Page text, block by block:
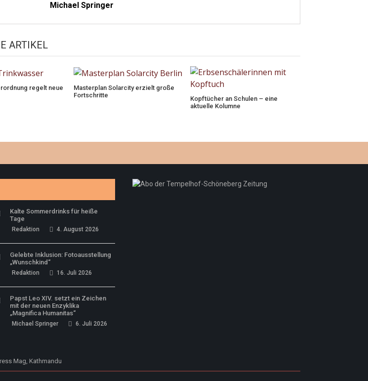
Michael Springer
ARTIKEL
regelt neue
Masterplan Solarcity erzielt große
Fortschritte
Kopftücher an Schulen – eine
aktuelle Kolumne
Kalte Sommerdrinks für heiße
Tage
Redaktion 4. August 2026
Gelebte Inklusion: Fotoausstellung
„Wunschkind“
Redaktion 16. Juli 2026
Papst Leo XIV. setzt ein Zeichen
mit der neuen Enzyklika
„Magnifica Humanitas“
Michael Springer 6. Juli 2026
Mag, Kathmandu